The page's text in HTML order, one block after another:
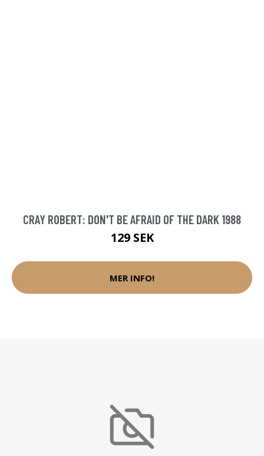
CRAY ROBERT: DON'T BE AFRAID OF THE DARK 1988
129 SEK
MER INFO!